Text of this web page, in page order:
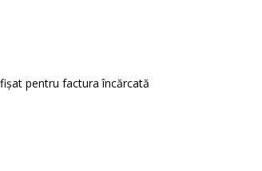
pentru factura încărcată